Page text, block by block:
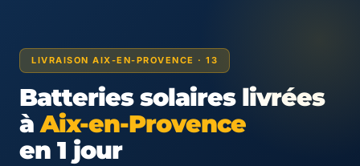
LIVRAISON AIX-EN-PROVENCE · 13
Batteries solaires livrées
àAix-en-Provence
en 1 jour